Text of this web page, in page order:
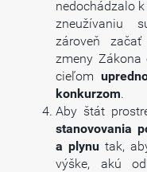
nedochádzalo
zneužívaniu
zároveň
zmeny
cieľom
konkurzom.
Aby štát
stanovovania
a plynu tak,
výške, akú